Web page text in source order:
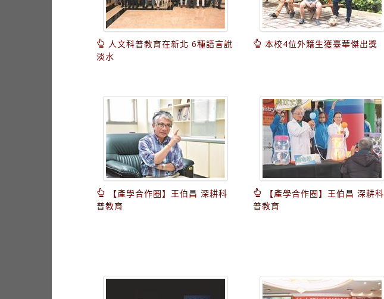
人文科普教育在新北 6種語言說
淡水
本校4位外籍生獲臺華傑出獎
【產學合作圈】王伯昌 深耕科
普教育
【產學合作圈】王伯昌 深耕科
普教育